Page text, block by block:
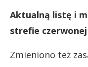
Aktualną listę i
strefie czerwonej
Zmieniono też